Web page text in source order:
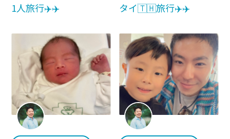
1人旅行✈️✈️ タイ🇹🇭旅行✈️✈️